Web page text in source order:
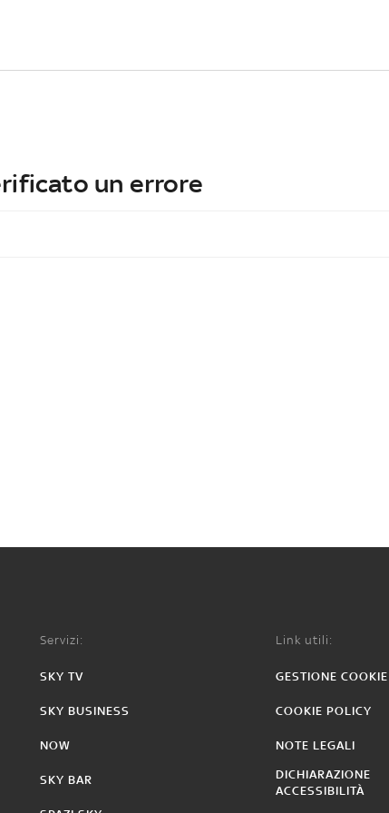
un errore
Servizi:
SKY TV
SKY BUSINESS
NOW
SKY BAR
Link utili:
GESTIONE COOKIE
COOKIE POLICY
NOTE LEGALI
DICHIARAZIONE
ACCESSIBILITÀ